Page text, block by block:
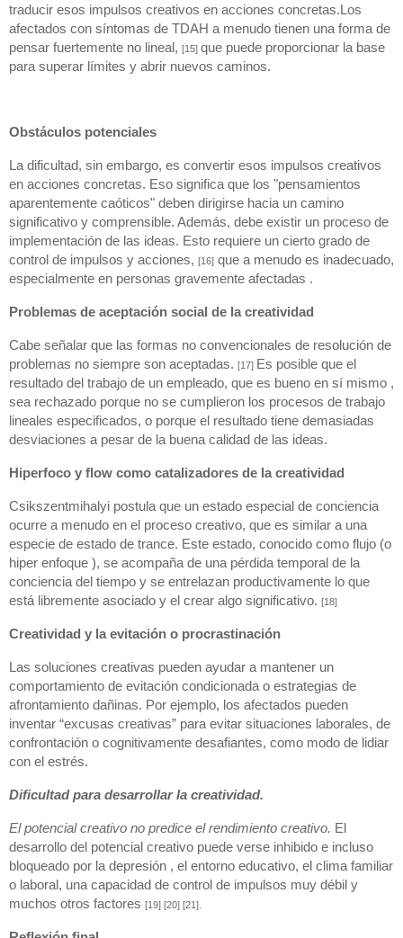
traducir esos impulsos creativos en acciones concretas.Los
afectados con síntomas de TDAH a menudo tienen una forma de
pensar fuertemente no lineal, [15] que puede proporcionar la base
para superar límites y abrir nuevos caminos.
Obstáculos potenciales
La dificultad, sin embargo, es convertir esos impulsos creativos
en acciones concretas. Eso significa que los "pensamientos
aparentemente caóticos" deben dirigirse hacia un camino
significativo y comprensible. Además, debe existir un proceso de
implementación de las ideas. Esto requiere un cierto grado de
control de impulsos y acciones, [16] que a menudo es inadecuado,
especialmente en personas gravemente afectadas .
Problemas de aceptación social de la creatividad
Cabe señalar que las formas no convencionales de resolución de
problemas no siempre son aceptadas. [17] Es posible que el
resultado del trabajo de un empleado, que es bueno en sí mismo ,
sea rechazado porque no se cumplieron los procesos de trabajo
lineales especificados, o porque el resultado tiene demasiadas
desviaciones a pesar de la buena calidad de las ideas.
Hiperfoco y flow como catalizadores de la creatividad
Csikszentmihalyi postula que un estado especial de conciencia
ocurre a menudo en el proceso creativo, que es similar a una
especie de estado de trance. Este estado, conocido como flujo (o
hiper enfoque ), se acompaña de una pérdida temporal de la
conciencia del tiempo y se entrelazan productivamente lo que
está libremente asociado y el crear algo significativo. [18]
Creatividad y la evitación o procrastinación
Las soluciones creativas pueden ayudar a mantener un
comportamiento de evitación condicionada o estrategias de
afrontamiento dañinas. Por ejemplo, los afectados pueden
inventar “excusas creativas” para evitar situaciones laborales, de
confrontación o cognitivamente desafiantes, como modo de lidiar
con el estrés.
Dificultad para desarrollar la creatividad.
El potencial creativo no predice el rendimiento creativo. El
desarrollo del potencial creativo puede verse inhibido e incluso
bloqueado por la depresión , el entorno educativo, el clima familiar
o laboral, una capacidad de control de impulsos muy débil y
muchos otros factores [19] [20] [21].